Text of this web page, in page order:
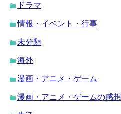
ドラマ
情報・イベント・行事
未分類
海外
漫画・アニメ・ゲーム
漫画・アニメ・ゲームの感想